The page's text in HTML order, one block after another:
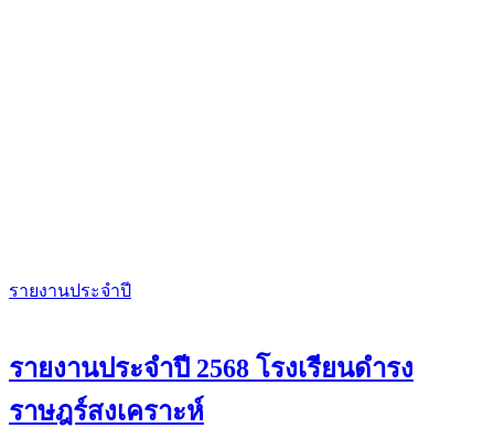
รายงานประจำปี
รายงานประจำปี 2568 โรงเรียนดำรง
ราษฎร์สงเคราะห์